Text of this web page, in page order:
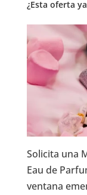
¿Esta oferta
Solicita una
Eau de
ventana